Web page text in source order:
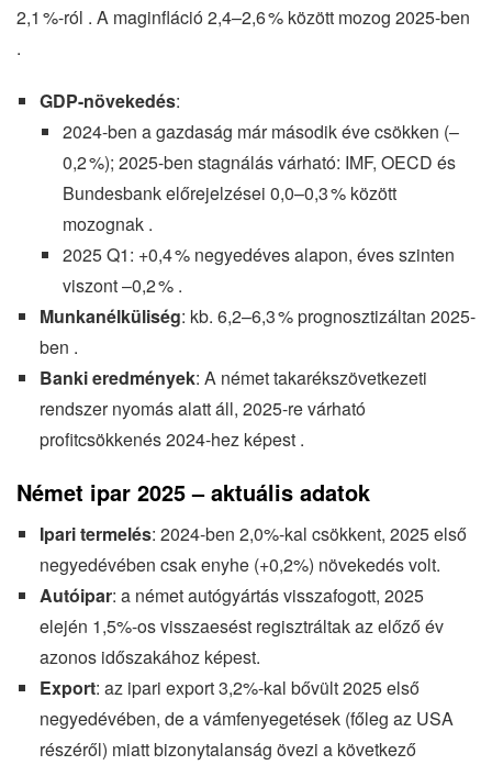
2,1 %-ról . A maginfláció 2,4–2,6 % között mozog 2025-ben
.
GDP-növekedés:
2024-ben a gazdaság már második éve csökken (–
0,2 %); 2025-ben stagnálás várható: IMF, OECD és
Bundesbank előrejelzései 0,0–0,3 % között
mozognak .
2025 Q1: +0,4 % negyedéves alapon, éves szinten
viszont –0,2 % .
Munkanélküliség: kb. 6,2–6,3 % prognosztizáltan 2025-
ben .
Banki eredmények: A német takarékszövetkezeti
rendszer nyomás alatt áll, 2025-re várható
profitcsökkenés 2024-hez képest .
Német ipar 2025 – aktuális adatok
Ipari termelés: 2024-ben 2,0%-kal csökkent, 2025 első
negyedévében csak enyhe (+0,2%) növekedés volt.
Autóipar: a német autógyártás visszafogott, 2025
elején 1,5%-os visszaesést regisztráltak az előző év
azonos időszakához képest.
Export: az ipari export 3,2%-kal bővült 2025 első
negyedévében, de a vámfenyegetések (főleg az USA
részéről) miatt bizonytalanság övezi a következő